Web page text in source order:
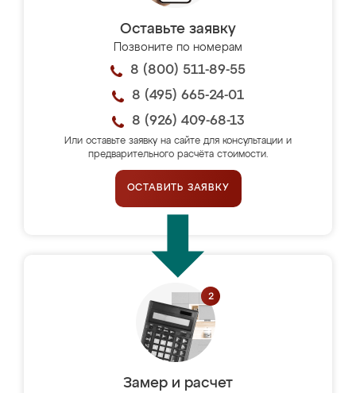
Оставьте заявку
Позвоните по номерам
8 (800) 511-89-55
8 (495) 665-24-01
8 (926) 409-68-13
Или оставьте заявку на сайте для консультации и
предварительного расчёта стоимости.
ОСТАВИТЬ ЗАЯВКУ
Замер и расчет